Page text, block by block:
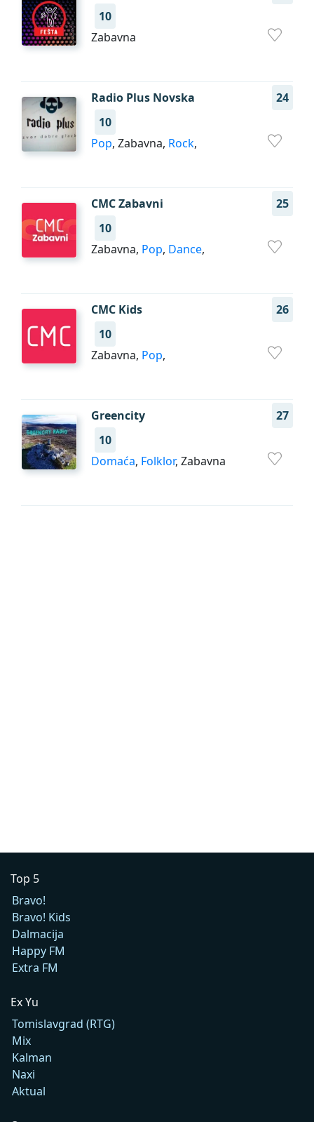
10
Zabavna
Radio Plus Novska
24
10
Pop, Zabavna, Rock,
CMC Zabavni
25
10
Zabavna, Pop, Dance,
CMC Kids
26
10
Zabavna, Pop,
Greencity
27
10
Domaća, Folklor, Zabavna
Top 5
Bravo!
Bravo! Kids
Dalmacija
Happy FM
Extra FM
Ex Yu
Tomislavgrad (RTG)
Mix
Kalman
Naxi
Aktual